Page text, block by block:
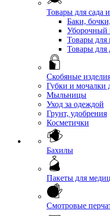
Товары для сада
Баки,
Уборочный
Товары для
Товары для
Скобяные
Губки и мочалки
Мыльницы
Уход за одеждой
Грунт, удобрения
Косметички
Бахилы
Пакеты для
Смотровые